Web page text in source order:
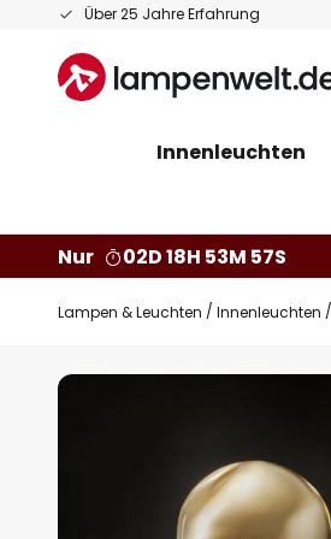
Über 25 Jahre Erfahrung
Zum
springen
Innenleuchten
Nur
02D 18H 53M 56S
Lampen & Leuchten Innenleuchten
Zum